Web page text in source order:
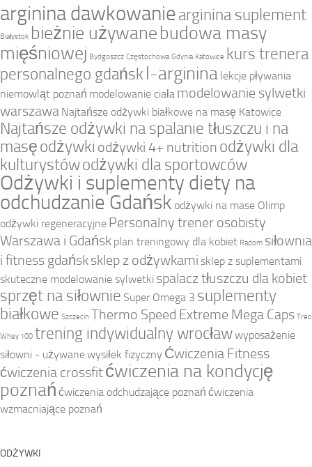
arginina dawkowaniearginina suplement
Białystok bieżnie używanebudowa masy
mięśniowej Bydgoszcz Częstochowa Gdynia Katowice kurs trenera
personalnego gdańsk l-arginina lekcje pływania
niemowląt poznań modelowanie ciała modelowanie sylwetki
warszawa Najtańsze odżywki białkowe na masę Katowice
Najtańsze odżywki na spalanie tłuszczu i na
masęodżywki odżywki 4+ nutrition odżywki dla
kulturystówodżywki dla sportowców
Odżywki i suplementy diety na
odchudzanie Gdańsk odżywki na mase Olimp
odżywki regeneracyjne Personalny trener osobisty
Warszawa i Gdańsk plan treningowy dla kobiet Radom siłownia
i fitness gdańsksklep z odżywkami sklep z suplementami
skuteczne modelowanie sylwetki spalacz tłuszczu dla kobiet
sprzęt na siłownie Super Omega 3 suplementy
białkowe Szczecin Thermo Speed Extreme Mega Caps Trec
Whey 100 trening indywidualny wrocławwyposażenie
siłowni - używanewysiłek fizyczny Ćwiczenia Fitness
ćwiczenia crossfitćwiczenia na kondycję
poznań ćwiczenia odchudzające poznań ćwiczenia
wzmacniające poznań
ODŻYWKI